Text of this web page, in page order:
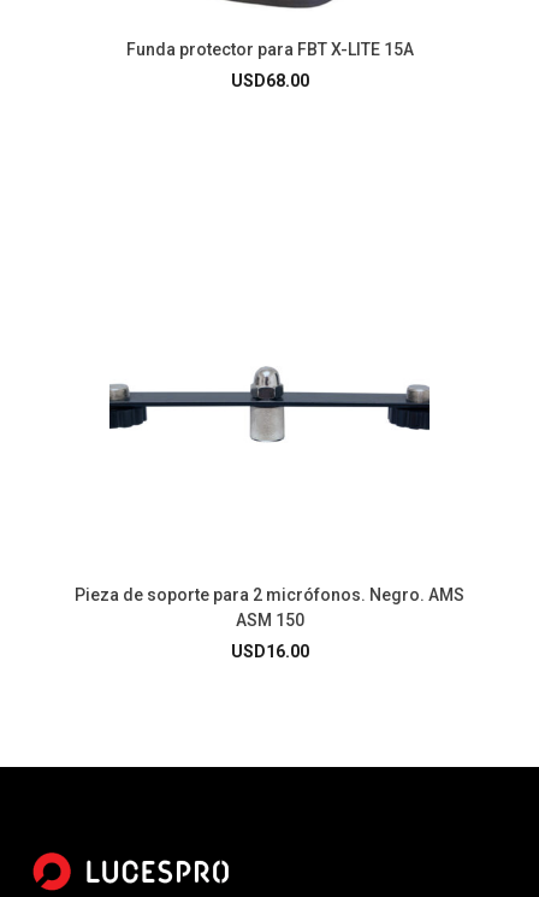
Funda protector para FBT X-LITE 15A
USD68.00
Pieza de soporte para 2 micrófonos. Negro. AMS
ASM 150
USD16.00